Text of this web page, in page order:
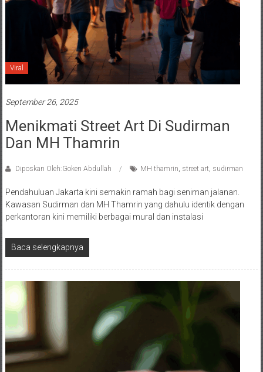
Viral
September 26, 2025
Menikmati Street Art Di Sudirman
Dan MH Thamrin
Diposkan Oleh:Goken Abdullah MH thamrin, street art, sudirman
Pendahuluan Jakarta kini semakin ramah bagi seniman jalanan.
Kawasan Sudirman dan MH Thamrin yang dahulu identik dengan
perkantoran kini memiliki berbagai mural dan instalasi
Baca selengkapnya